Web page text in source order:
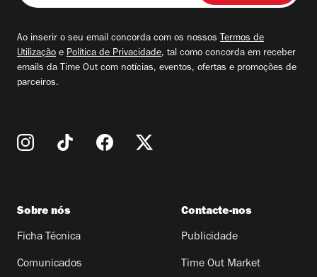
seu
Ao inserir o seu email concorda com os nossos Termos de
Utilização e Política de Privacidade, tal como concorda em receber
emails da Time Out com notícias, eventos, ofertas e promoções de
parceiros.
Sobre nós
Ficha Técnica
Comunicados
Contacte-nos
Publicidade
Time Out Market